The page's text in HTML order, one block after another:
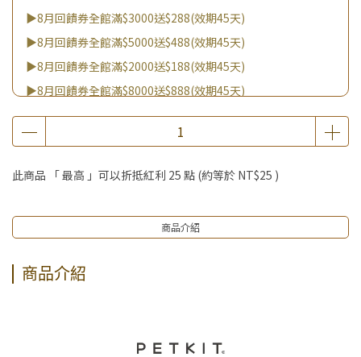
▶8月回饋券全館滿$3000送$288(效期45天)
▶8月回饋券全館滿$5000送$488(效期45天)
▶8月回饋券全館滿$2000送$188(效期45天)
▶8月回饋券全館滿$8000送$888(效期45天)
▶消費滿999｜享超值價$299加購BIO UP面膜
▶全館不限消費金額｜享超值價$19起 加購自然主義嚐鮮試吃
▶王國加購活動 訂單享超值優惠價加購好物
此商品 「 最高 」可以折抵紅利 25 點 (約等於 NT$25 )
商品介紹
商品介紹